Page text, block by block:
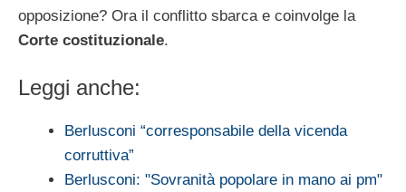
opposizione? Ora il conflitto sbarca e coinvolge la
Corte costituzionale.
Leggi anche:
Berlusconi “corresponsabile della vicenda
corruttiva”
Berlusconi: "Sovranità popolare in mano ai pm"